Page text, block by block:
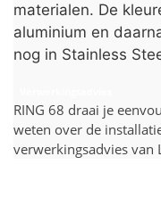
materialen. De
aluminium en
nog in Stainless
RING 68 draai je
weten over de
verwerkingsadvies van